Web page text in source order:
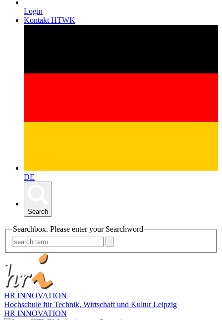
Login
Kontakt HTWK
DE
Search
Searchbox. Please enter your Searchword
HR INNOVATION
Hochschule für Technik, Wirtschaft und Kultur Leipzig
HR INNOVATION